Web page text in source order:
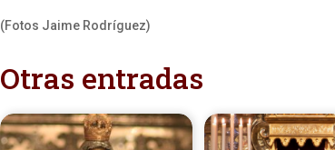
(Fotos Jaime Rodríguez)
Otras entradas